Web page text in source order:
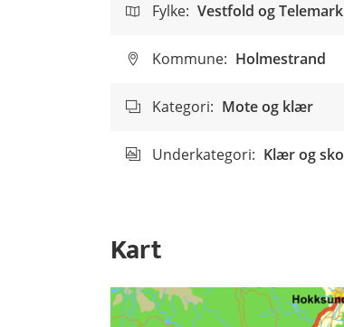
Fylke: Vestfold og Telemark
Kommune: Holmestrand
Kategori: Mote og klær
Underkategori: Klær og sko
Kart